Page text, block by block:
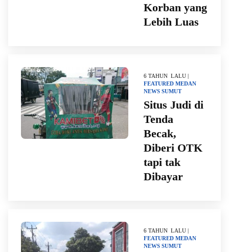
Korban yang
Lebih Luas
6 TAHUN LALU |
FEATURED MEDAN
NEWS SUMUT
Situs Judi di
Tenda
Becak,
Diberi OTK
tapi tak
Dibayar
6 TAHUN LALU |
FEATURED MEDAN
NEWS SUMUT